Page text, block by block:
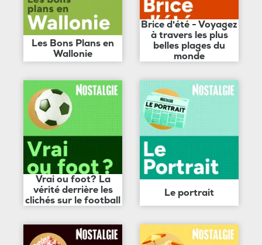
Les Bons Plans en
Wallonie
Brice d'été - Voyagez
à travers les plus
belles plages du
monde
Vrai ou foot? La
vérité derrière les
clichés sur le football
Le portrait